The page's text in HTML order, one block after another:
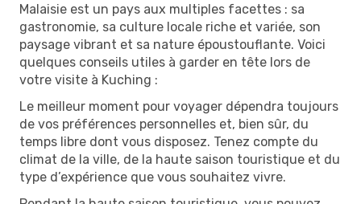
Malaisie est un pays aux multiples facettes : sa
gastronomie, sa culture locale riche et variée, son
paysage vibrant et sa nature époustouflante. Voici
quelques conseils utiles à garder en tête lors de
votre visite à Kuching :
Le meilleur moment pour voyager dépendra toujours
de vos préférences personnelles et, bien sûr, du
temps libre dont vous disposez. Tenez compte du
climat de la ville, de la haute saison touristique et du
type d’expérience que vous souhaitez vivre.